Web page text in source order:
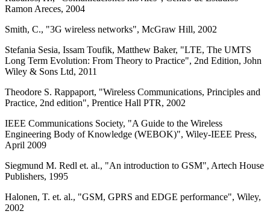
Ramon Areces, 2004
Smith, C., "3G wireless networks", McGraw Hill, 2002
Stefania Sesia, Issam Toufik, Matthew Baker, "LTE, The UMTS
Long Term Evolution: From Theory to Practice", 2nd Edition, John
Wiley & Sons Ltd, 2011
Theodore S. Rappaport, "Wireless Communications, Principles and
Practice, 2nd edition", Prentice Hall PTR, 2002
IEEE Communications Society, "A Guide to the Wireless
Engineering Body of Knowledge (WEBOK)", Wiley-IEEE Press,
April 2009
Siegmund M. Redl et. al., "An introduction to GSM", Artech House
Publishers, 1995
Halonen, T. et. al., "GSM, GPRS and EDGE performance", Wiley,
2002